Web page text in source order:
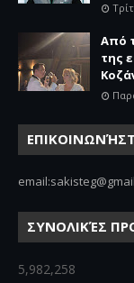
Από
της
ΣΥΝΟΛΙΚΈΣ
5,982,258